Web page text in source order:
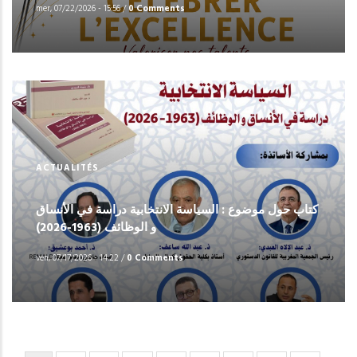
mer, 07/22/2026 - 15:56/0 Comments
ACTUALITÉS
كتاب حول موضوع : السياسة الانتخابية دراسة في الأنساق
و الوظائف (1963-2026)
ven, 07/17/2026 - 14:22 /0 Comments